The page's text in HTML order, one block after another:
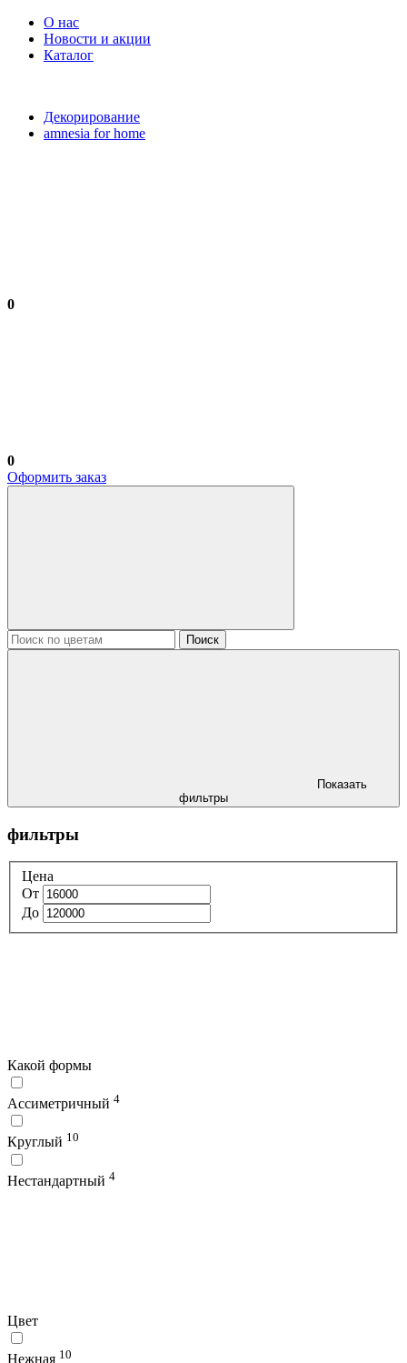
О нас
Новости и акции
Каталог
Декорирование
amnesia for home
0
0
Оформить заказ
Поиск
Показать
фильтры
фильтры
Цена
От
До
Какой формы
Ассиметричный 4
Круглый 10
Нестандартный 4
Цвет
Нежная 10